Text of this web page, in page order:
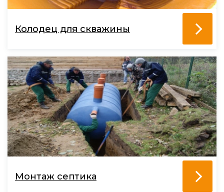
Колодец для скважины
Монтаж септика